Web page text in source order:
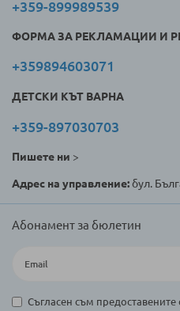
+359-899989539
ФОРМА ЗА РЕКЛАМАЦИИ И
+359894603071
ДЕТСКИ КЪТ ВАРНА
+359-897030703
Пишете ни >
Адрес на управление:бул.
Абонамент за бюлетин
Съгласен съм